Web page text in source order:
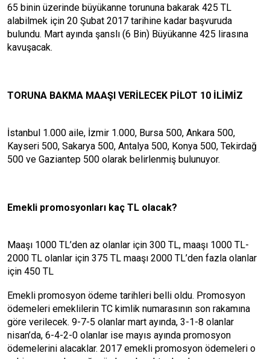
65 binin üzerinde büyükanne torununa bakarak 425 TL
alabilmek için 20 Şubat 2017 tarihine kadar başvuruda
bulundu. Mart ayında şanslı (6 Bin) Büyükanne 425 lirasına
kavuşacak.
TORUNA BAKMA MAAŞI VERİLECEK PİLOT 10 İLİMİZ
İstanbul 1.000 aile, İzmir 1.000, Bursa 500, Ankara 500,
Kayseri 500, Sakarya 500, Antalya 500, Konya 500, Tekirdağ
500 ve Gaziantep 500 olarak belirlenmiş bulunuyor.
Emekli promosyonları kaç TL olacak?
Maaşı 1000 TL’den az olanlar için 300 TL, maaşı 1000 TL-
2000 TL olanlar için 375 TL maaşı 2000 TL’den fazla olanlar
için 450 TL
Emekli promosyon ödeme tarihleri belli oldu. Promosyon
ödemeleri emeklilerin TC kimlik numarasının son rakamına
göre verilecek. 9-7-5 olanlar mart ayında, 3-1-8 olanlar
nisan’da, 6-4-2-0 olanlar ise mayıs ayında promosyon
ödemelerini alacaklar. 2017 emekli promosyon ödemeleri o